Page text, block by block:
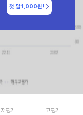
첫 달1,000원!
저평가 고평가